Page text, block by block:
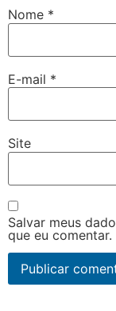
Nome *
E-mail *
Site
Salvar meus
que eu comentar.